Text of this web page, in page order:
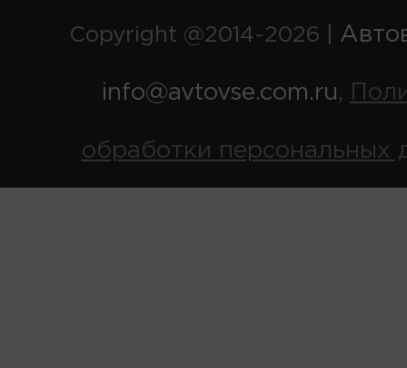
Copyright @2014-2026 |
info@avtovse.com.ru,
обработки персональных